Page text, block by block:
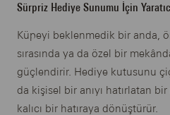
Sürpriz Hediye Sunumu İçin
Küpeyi beklenmedik bir anda,
sırasında ya da özel bir
güçlendirir. Hediye kutusunu
da kişisel bir anıyı hatırlatan
kalıcı bir hatıraya dönüştürür.